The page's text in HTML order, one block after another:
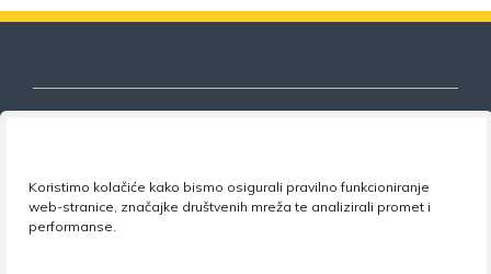
Koristimo kolačiće kako bismo osigurali pravilno funkcioniranje
web-stranice, značajke društvenih mreža te analizirali promet i
performanse.
Nezavisni sindikat znanosti i visokog
obrazovanja